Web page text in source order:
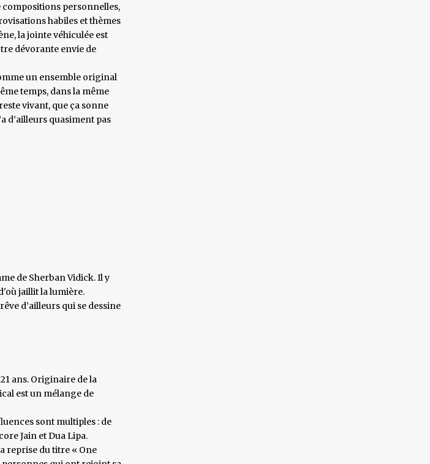
compositions personnelles,
habiles et thèmes
la jointe véhiculée est
dévorante envie de
un ensemble original
temps, dans la même
vivant, que ça sonne
d’ailleurs quasiment pas
de Sherban Vidick. Il y
jaillit la lumière.
d’ailleurs qui se dessine
ans. Originaire de la
est un mélange de
sont multiples : de
Jain et Dua Lipa.
reprise du titre « One